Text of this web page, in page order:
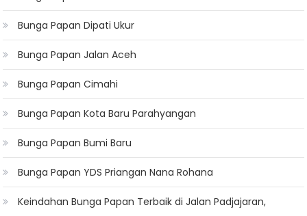
Bunga Papan Dipati Ukur
Bunga Papan Jalan Aceh
Bunga Papan Cimahi
Bunga Papan Kota Baru Parahyangan
Bunga Papan Bumi Baru
Bunga Papan YDS Priangan Nana Rohana
Keindahan Bunga Papan Terbaik di Jalan Padjajaran,